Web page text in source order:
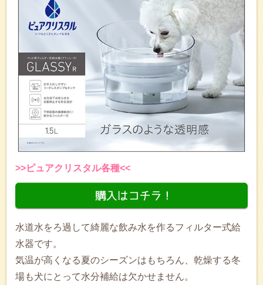
>>ピュアクリスタル各種<<
水道水をろ過して綺麗な飲み水を作るフィルター式給
水器です。
気温が高くなる夏のシーズンはもちろん、乾燥する冬
場も犬にとって水分補給は欠かせません。